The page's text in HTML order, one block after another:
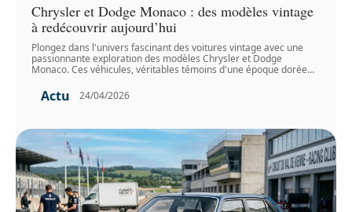
Chrysler et Dodge Monaco : des modèles vintage
à redécouvrir aujourd’hui
Plongez dans l'univers fascinant des voitures vintage avec une
passionnante exploration des modèles Chrysler et Dodge
Monaco. Ces véhicules, véritables témoins d'une époque dorée…
Actu 24/04/2026